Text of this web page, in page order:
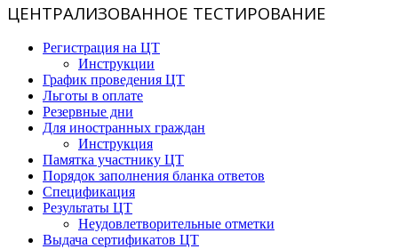
ЦЕНТРАЛИЗОВАННОЕ ТЕСТИРОВАНИЕ
Регистрация на ЦТ
Инструкции
График проведения ЦТ
Льготы в оплате
Резервные дни
Для иностранных граждан
Инструкция
Памятка участнику ЦТ
Порядок заполнения бланка ответов
Спецификация
Результаты ЦТ
Неудовлетворительные отметки
Выдача сертификатов ЦТ